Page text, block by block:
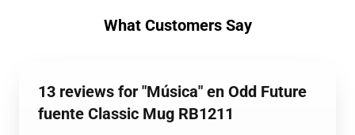
What Customers Say
13 reviews for "Música" en Odd Future
fuente Classic Mug RB1211